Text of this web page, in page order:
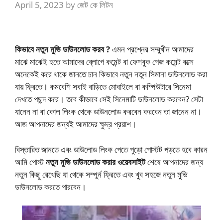
April 5, 2023 byজেট কে লিটন
কিভাবে নতুন মুভি ডাউনলোড করব ?এমন প্রশ্নের সম্মুখীন আমাদের
মাঝে মাঝেই হতে আমাদের ব্লোগে কমেন্ট বা ফেশবুক পেজ কমেন্ট বক্সে
অনেকেই করে থাকে জানতে চান কিভাবে নতুন নতুন সিমানা ডাউনলোড করা
যায় ফ্রিতে। কমবেশি সবাই বাড়িতে মোবাইলে বা কম্পিউটারে সিনেমা
দেখতে পছন্দ করে। তবে কীভাবে সেই সিনেমাটি ডাউনলোড করবেন? সেটা
যানেন না বা কোল লিংক থেকে ডাউনলোড করবেন করবেন তা জানেন না।
আজ আপনাদের জন্যই আমাদের ক্ষুদ্র প্রয়াশ।
বিস্তারিত জানতে এবং ডাউলোড লিংক পেতে পুড়ো পোস্টট পড়তে হবে কারন
আমি পোস্টনতুন মুভি ডাউনলোড করার ওয়েবসাইটশেষে আপনাদের জন্য
নতুন কিছু রেখেছি যা থেকে সম্পুর্ন ফ্রিতে এবং খুব সহজে নতুন মুভি
ডাউনলোড করতে পারবেন।